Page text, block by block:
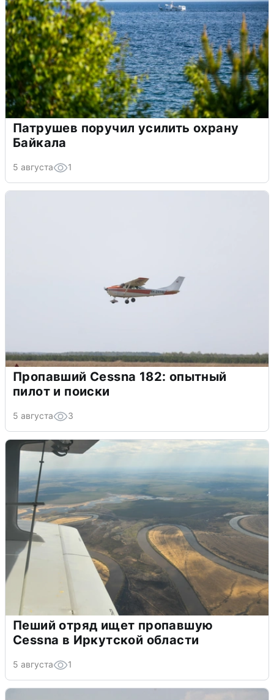
Патрушев поручил усилить охрану
Байкала
5 августа 1
Пропавший Cessna 182: опытный
пилот и поиски
5 августа 3
Пеший отряд ищет пропавшую
Cessna в Иркутской области
5 августа 1